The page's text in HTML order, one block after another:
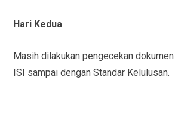
Hari Kedua
Masih dilakukan pengecekan
ISI sampai dengan Standar Kelulusan.